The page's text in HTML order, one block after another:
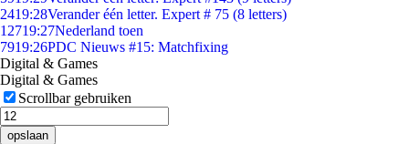
2419:28Verander één letter. Expert # 75 (8 letters)
12719:27Nederland toen
7919:26PDC Nieuws #15: Matchfixing
Digital & Games
Digital & Games
Scrollbar gebruiken
opslaan